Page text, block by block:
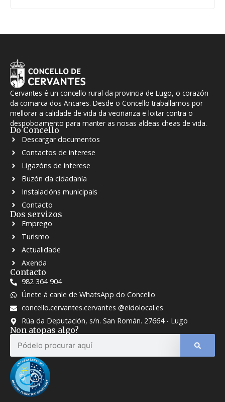
Cervantes é un concello rural da provincia de Lugo, o corazón
da comarca dos Ancares. Desde o Concello traballamos por
mellorar a calidade de vida da veciñanza e loitar contra o
despoboamento para manter as nosas aldeas cheas de vida.
Do Concello
Descargar documentos
Contactos de interese
Ligazóns de interese
Buzón da cidadanía
Instalacións municipais
Contacto
Dos servizos
Emprego
Turismo
Actualidade
Axenda
Contacto
982 364 904
Únete á canle de WhatsApp do Concello
concello.cervantes.cervantes @eidolocal.es
Rúa da Deputación, s/n. San Román. 27664 - Lugo
Non atopas algo?